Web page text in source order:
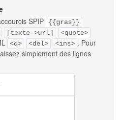
SPIP
{{gras}}
[texte->url]
<quote>
<q> <del> <ins> . Pour
simplement des lignes